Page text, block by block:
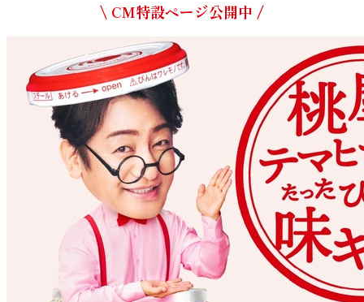
\ CM特設ページ公開中 /